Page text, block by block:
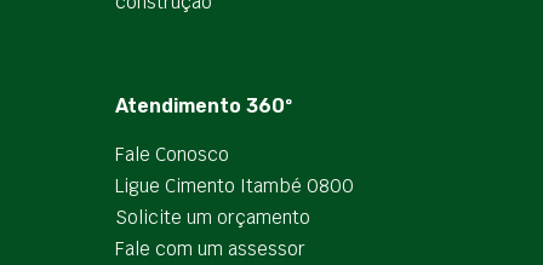
Atendimento 360º
Fale Conosco
Ligue Cimento Itambé 0800
Solicite um orçamento
Fale com um assessor